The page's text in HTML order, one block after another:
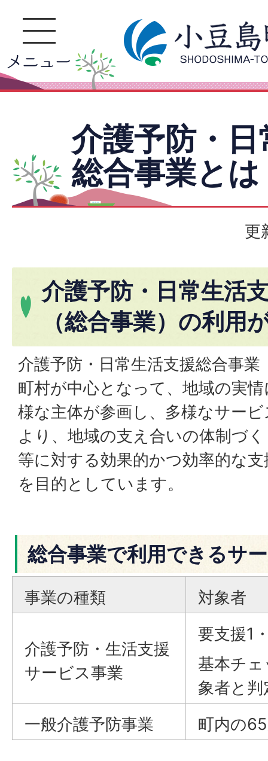
介護予防・
総合事業とは
更
介護予防・日常生活
（総合事業）の利用
介護予防・日常生活支援総合事
町村が中心となって、地域の実
様な主体が参画し、多様なサー
より、地域の支え合いの体制づ
等に対する効果的かつ効率的な
を目的としています。
総合事業で利用できるサ
事業の種類 対象者
介護予防・生活支援
サービス事業
要支援1
基本チ
象者と
一般介護予防事業
町内の